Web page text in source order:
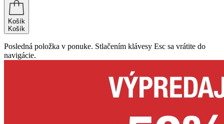
Košík
Košík
Posledná položka v ponuke. Stlačením klávesy Esc sa vrátite do
navigácie.